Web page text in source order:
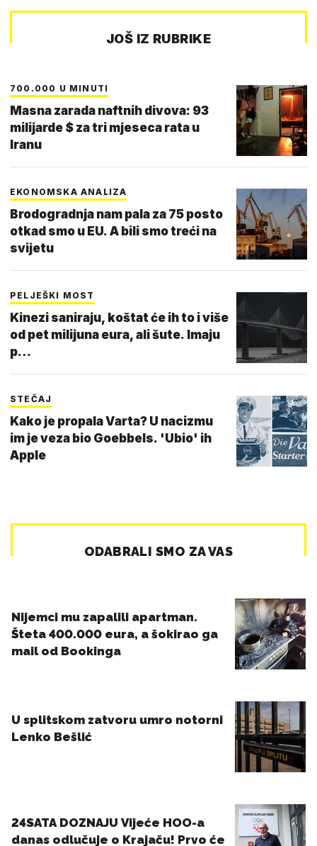
JOŠ IZ RUBRIKE
700.000 U MINUTI
Masna zarada naftnih divova: 93
milijarde $ za tri mjeseca rata u
Iranu
EKONOMSKA ANALIZA
Brodogradnja nam pala za 75 posto
otkad smo u EU. A bili smo treći na
svijetu
PELJEŠKI MOST
Kinezi saniraju, koštat će ih to i više
od pet milijuna eura, ali šute. Imaju
p…
STEČAJ
Kako je propala Varta? U nacizmu
im je veza bio Goebbels. 'Ubio' ih
Apple